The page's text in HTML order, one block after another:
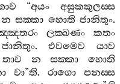
“අයං
අසුකකුලස‍්ස
න සක‍්කා හොති ජානිතුං.
ලක‍්ඛණං
කතං
ජානිතුං.එවමෙව
යාව
තාව න සක‍්කා
හොති
වා”ති. රාගො
පනස‍්ස